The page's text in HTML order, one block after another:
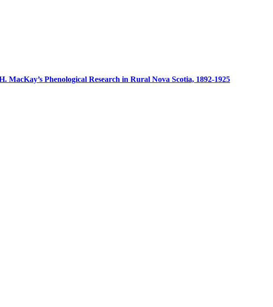
Phenological Research in Rural Nova Scotia, 1892-1925